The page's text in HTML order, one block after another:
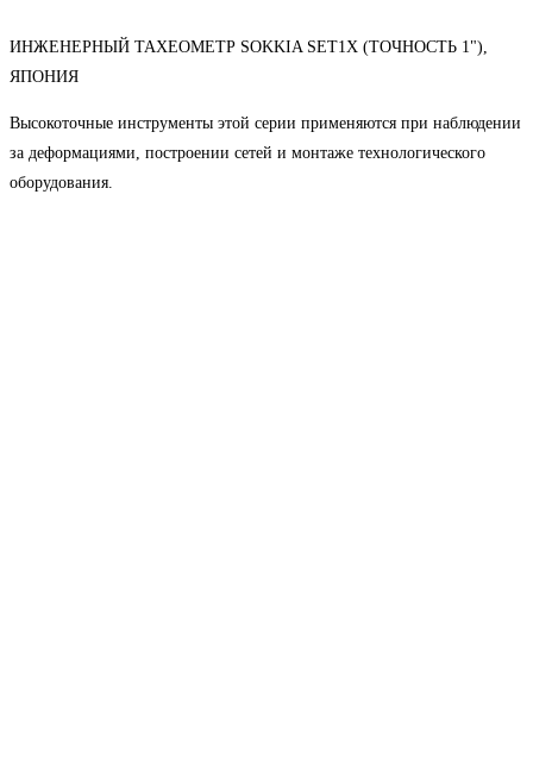
ИНЖЕНЕРНЫЙ ТАХЕОМЕТР SOKKIA SET1X (ТОЧНОСТЬ 1"),
ЯПОНИЯ
Высокоточные инструменты этой серии применяются при наблюдении
за деформациями, построении сетей и монтаже технологического
оборудования.